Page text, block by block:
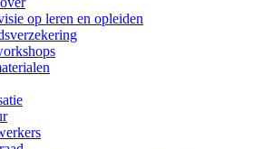
op leren en opleiden